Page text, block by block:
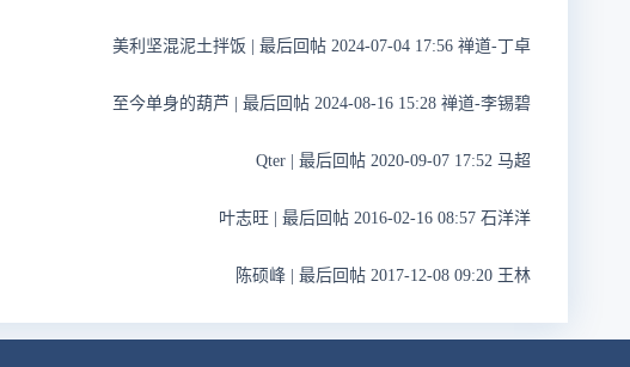
美利坚混泥土拌饭 最后回帖 2024-07-04 17:56 禅道-丁卓
至今单身的葫芦 最后回帖 2024-08-16 15:28 禅道-李锡碧
Qter 最后回帖 2020-09-07 17:52 马超
叶志旺 最后回帖 2016-02-16 08:57 石洋洋
陈硕峰 最后回帖 2017-12-08 09:20 王林